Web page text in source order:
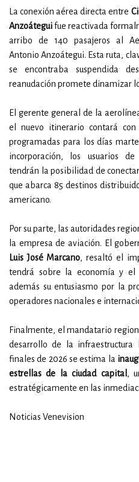
La conexión aérea directa entre
Anzoáteguifue reactivada
arribo de 140 pasajeros al
Antonio Anzoátegui. Esta ruta,
se encontraba suspendida
reanudación promete dinamizar
El gerente general de la
el nuevo itinerario contará con
programadas para los días
incorporación, los usuarios
tendrán la posibilidad de
que abarca 85 destinos
americano.
Por su parte, las autoridades
la empresa de aviación. El
Luis José Marcano, resaltó el
tendrá sobre la economía y el
además su entusiasmo por la
operadores nacionales e
Finalmente, el mandatario
desarrollo de la infraestructura
finales de 2026 se estima la
estrellas de la ciudad capital ,
estratégicamente en las
Noticias Venevision